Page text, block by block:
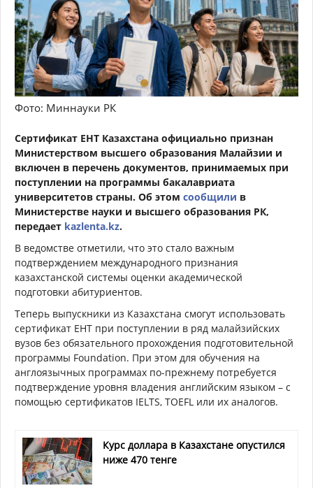
Фото: Миннауки РК
Сертификат ЕНТ Казахстана официально признан
Министерством высшего образования Малайзии и
включен в перечень документов, принимаемых при
поступлении на программы бакалавриата
университетов страны. Об этом сообщили в
Министерстве науки и высшего образования РК,
передает kazlenta.kz.
В ведомстве отметили, что это стало важным
подтверждением международного признания
казахстанской системы оценки академической
подготовки абитуриентов.
Теперь выпускники из Казахстана смогут использовать
сертификат ЕНТ при поступлении в ряд малайзийских
вузов без обязательного прохождения подготовительной
программы Foundation. При этом для обучения на
англоязычных программах по-прежнему потребуется
подтверждение уровня владения английским языком – с
помощью сертификатов IELTS, TOEFL или их аналогов.
Курс доллара в Казахстане опустился
ниже 470 тенге